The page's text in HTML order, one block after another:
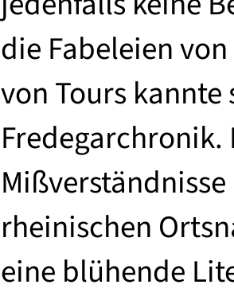
die Fabeleien
von Tours
rheinischen
eine blühende